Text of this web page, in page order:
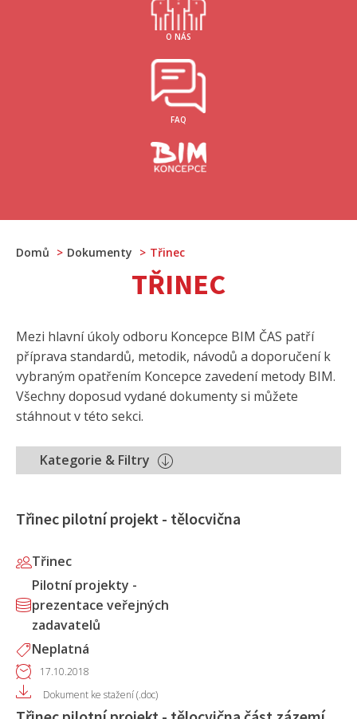
O NÁS
FAQ
Domů Dokumenty Třinec
TŘINEC
Mezi hlavní úkoly odboru Koncepce BIM ČAS patří
příprava standardů, metodik, návodů a doporučení k
vybraným opatřením Koncepce zavedení metody BIM.
Všechny doposud vydané dokumenty si můžete
stáhnout v této sekci.
Kategorie & Filtry
Třinec pilotní projekt - tělocvična
Třinec
Pilotní projekty -
prezentace veřejných
zadavatelů
Neplatná
17.10.2018
Dokument ke stažení (.doc)